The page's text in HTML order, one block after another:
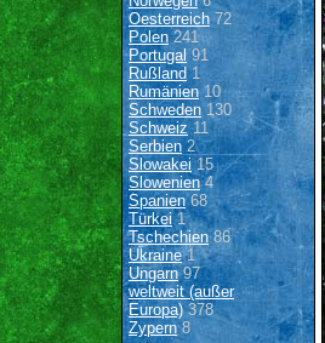
Oesterreich 72
Polen241
Portugal 91
Rußland1
Rumänien10
Schweden 130
Schweiz 11
Serbien 2
Slowakei 15
Slowenien4
Spanien68
Türkei 1
Tschechien86
Ukraine1
Ungarn97
weltweit (außer
Europa)378
Zypern8